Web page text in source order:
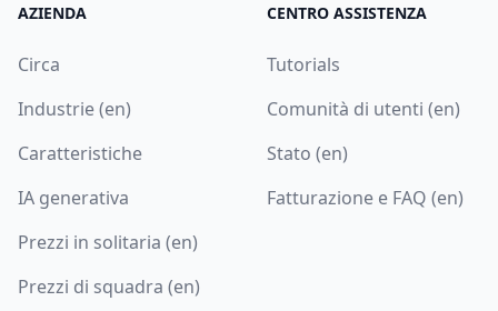
AZIENDA
Circa
Industrie (en)
Caratteristiche
IA generativa
Prezzi in solitaria (en)
Prezzi di squadra (en)
CENTRO ASSISTENZA
Tutorials
Comunità di utenti (en)
Stato (en)
Fatturazione e FAQ (en)